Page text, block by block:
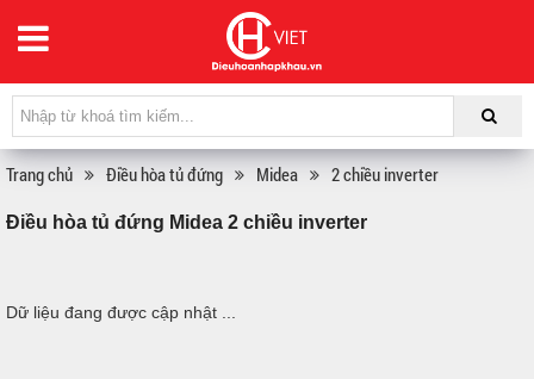
Trang chủ Điều hòa tủ đứng Midea 2 chiều inverter
Điều hòa tủ đứng Midea 2 chiều inverter
Dữ liệu đang được cập nhật ...